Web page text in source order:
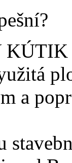
a